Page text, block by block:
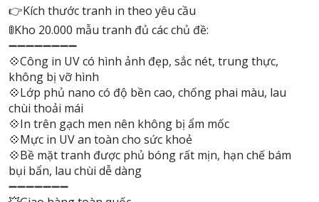
👉Kích thước tranh in theo yêu cầu
🚦Kho 20.000 mẫu tranh đủ các chủ đề:
➖➖➖➖➖➖➖➖
💠Công in UV có hình ảnh đẹp, sắc nét, trung thực,
không bị vỡ hình
💠Lớp phủ nano có độ bền cao, chống phai màu, lau
chùi thoải mái
💠In trên gạch men nên không bị ẩm mốc
💠Mực in UV an toàn cho sức khoẻ
💠Bề mặt tranh được phủ bóng rất mịn, hạn chế bám
bụi bẩn, lau chùi dễ dàng
➖➖➖➖➖➖➖